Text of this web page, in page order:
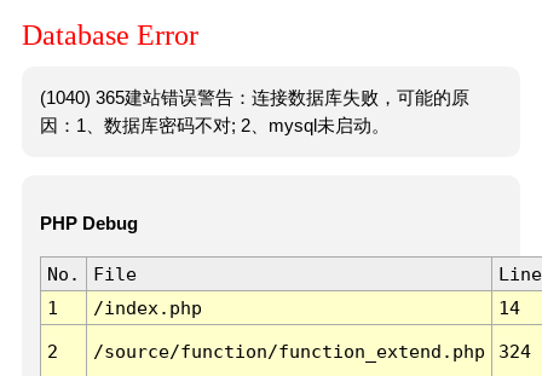
Database Error
(1040) 365建站错误警告：连接数据库失败，可能的原
因：1、数据库密码不对; 2、mysql未启动。
PHP Debug
No. File
Line
1
/index.php 14
2 /source/function/function_extend.php 324